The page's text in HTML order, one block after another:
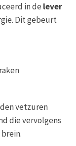
in de lever
Dit gebeurt
vetzuren
die vervolgens